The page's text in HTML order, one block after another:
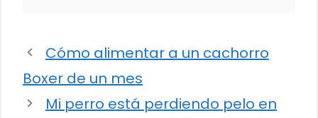
Cómo alimentar a un cachorro
Boxer de un mes
Mi perro está perdiendo pelo en